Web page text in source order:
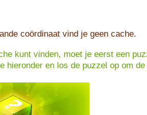
coördinaat vind je geen cache.
kunt vinden, moet je eerst een
hieronder en los de puzzel op om